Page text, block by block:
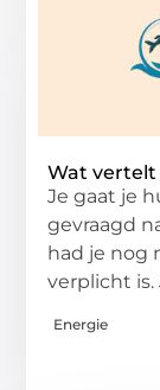
Wat vertelt
Je gaat je
gevraagd
had je nog
verplicht is.
Energie